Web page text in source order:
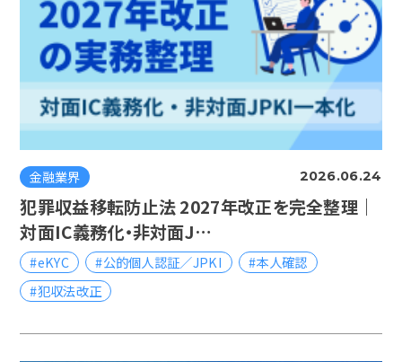
金融業界 2026.06.24
犯罪収益移転防止法 2027年改正を完全整理｜
対面IC義務化・非対面J…
#eKYC #公的個人認証／JPKI
#本人確認
#犯収法改正